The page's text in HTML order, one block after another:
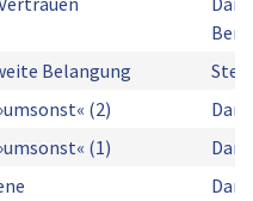
Belangung
(2)
(1)